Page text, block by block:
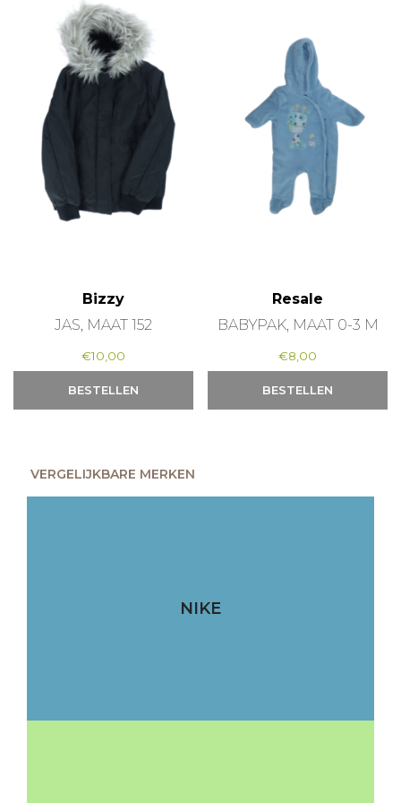
Bizzy
JAS, MAAT 152
€10,00
BESTELLEN
Resale
BABYPAK, MAAT 0-3 M
€8,00
BESTELLEN
VERGELIJKBARE MERKEN
NIKE